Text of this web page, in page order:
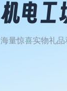
海量惊喜实物礼